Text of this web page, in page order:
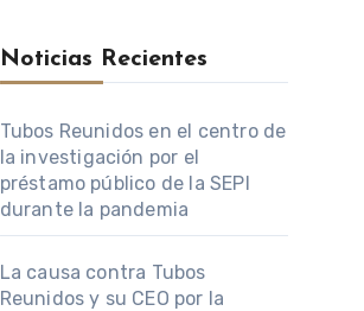
Noticias Recientes
Tubos Reunidos en el centro de
la investigación por el
préstamo público de la SEPI
durante la pandemia
La causa contra Tubos
Reunidos y su CEO por la